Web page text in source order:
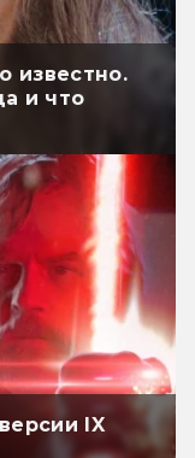
известно.
и что
IX